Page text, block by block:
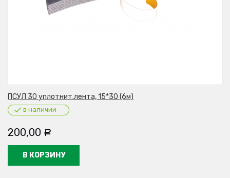
ПСУЛ 30 уплотнит.лента, 15*30 (6м)
в наличии
200,00 Р
В КОРЗИНУ